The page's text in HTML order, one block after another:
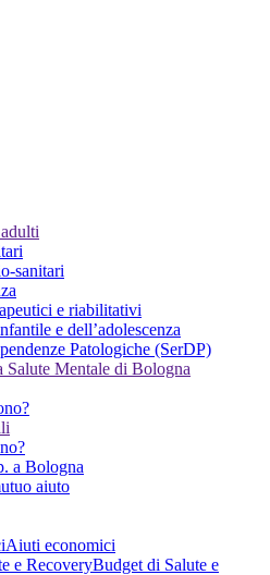
sanitari
e riabilitativi
e dell’adolescenza
Patologiche (SerDP)
Salute Mentale di Bologna
a Bologna
aiuto
Aiuti economici
Budget di Salute e